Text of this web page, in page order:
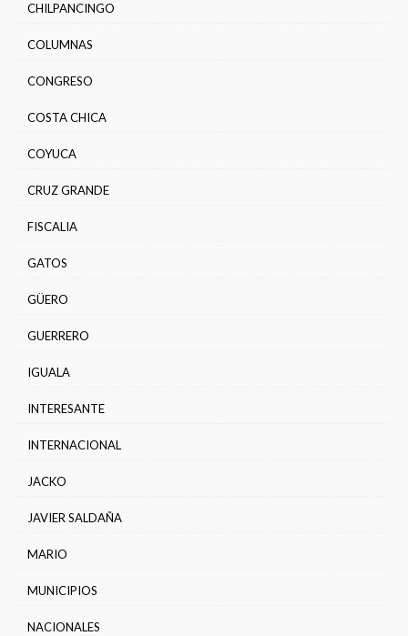
CHILPANCINGO
COLUMNAS
CONGRESO
COSTA CHICA
COYUCA
CRUZ GRANDE
FISCALIA
GATOS
GÜERO
GUERRERO
IGUALA
INTERESANTE
INTERNACIONAL
JACKO
JAVIER SALDAÑA
MARIO
MUNICIPIOS
NACIONALES